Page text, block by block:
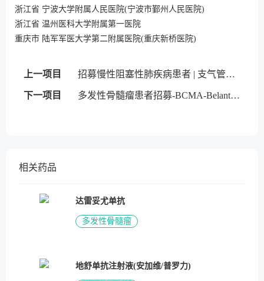
浙江省 宁波大学附属人民医院(宁波市鄞州人民医院)
浙江省 温州医科大学附属第一医院
重庆市 陆军军医大学第二附属医院(重庆新桥医院)
上一项目 招募慢性阻塞性肺疾病患者 | 支气管内活瓣
下一项目 多发性骨髓瘤患者招募-BCMA-Belantamab mafodotin
相关药品
达雷妥尤单抗
多发性骨髓瘤
地舒单抗注射液(安加维/普罗力)